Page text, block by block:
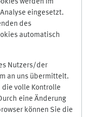
werden im
eingesetzt.
des
automatisch
Nutzers/der
an uns übermittelt.
volle Kontrolle
eine Änderung
können Sie die